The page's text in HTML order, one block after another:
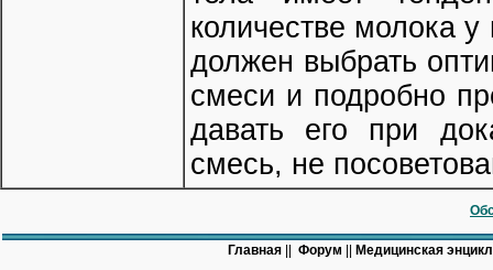
количестве молока
должен выбрать
смеси и подробно
давать его при
смесь, не
Главная Форум
Медицинская